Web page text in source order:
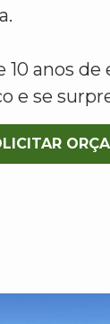
10 anos
e se